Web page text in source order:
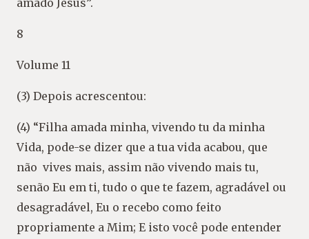
amado Jesus”.
8
Volume 11
(3) Depois acrescentou:
(4) “Filha amada minha, vivendo tu da minha
Vida, pode-se dizer que a tua vida acabou, que
não vives mais, assim não vivendo mais tu,
senão Eu em ti, tudo o que te fazem, agradável ou
desagradável, Eu o recebo como feito
propriamente a Mim; E isto você pode entender